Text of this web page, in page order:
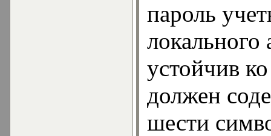
пароль
локального
устойчив
должен
шести